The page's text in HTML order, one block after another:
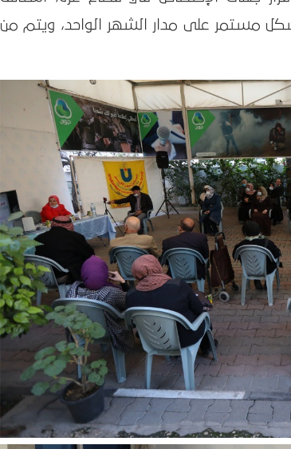
مستمر على مدار الشهر الواحد، ويتم من